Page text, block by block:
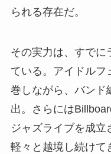
られる存在だ。
その実力は、すでに
ている。アイドルフ
巻しながら、バンド
出。さらには
ジャズライブを成立
軽々と越境し続けて